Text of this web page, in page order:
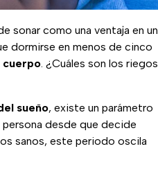
sonar como una ventaja en un
dormirse en menos de cinco
cuerpo. ¿Cuáles son los riegos
sueño, existe un parámetro
desde que decide
sanos, este periodo oscila